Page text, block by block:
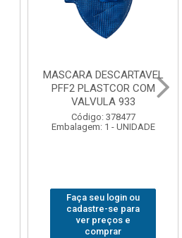
MASCARA DESCARTAVEL
PFF2 PLASTCOR COM
VALVULA 933
Código: 378477
Embalagem: 1 - UNIDADE
Faça seu login ou
cadastre-se para
ver preços e
comprar